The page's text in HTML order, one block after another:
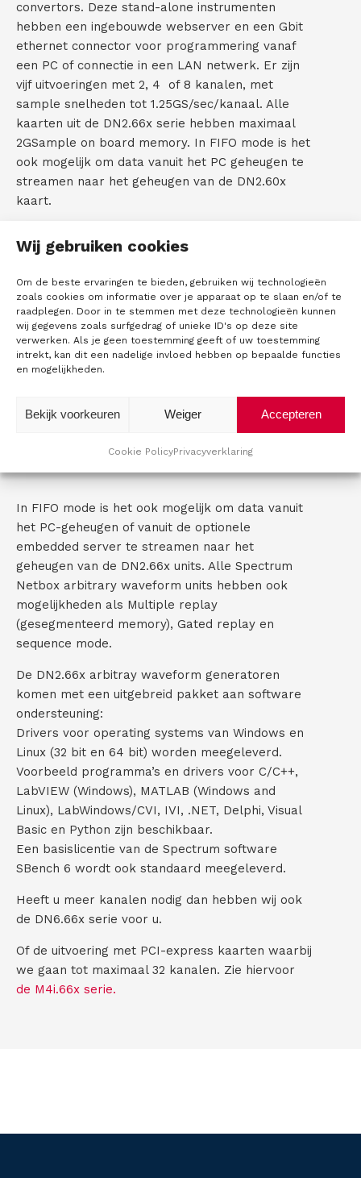
Wij gebruiken cookies
Om de beste ervaringen te bieden, gebruiken wij technologieën
zoals cookies om informatie over je apparaat op te slaan en/of te
raadplegen. Door in te stemmen met deze technologieën kunnen
wij gegevens zoals surfgedrag of unieke ID's op deze site
verwerken. Als je geen toestemming geeft of uw toestemming
intrekt, kan dit een nadelige invloed hebben op bepaalde functies
en mogelijkheden.
Accepteren
Weiger
Bekijk voorkeuren
Cookie PolicyPrivacyverklaring
C
n
c
)
convertors. Deze stand-alone instrumenten
hebben een ingebouwde webserver en een Gbit
ethernet connector voor programmering vanaf
een PC of connectie in een LAN netwerk. Er zijn
vijf uitvoeringen met 2, 4 of 8 kanalen, met
sample snelheden tot 1.25GS/sec/kanaal. Alle
kaarten uit de DN2.66x serie hebben maximaal
2GSample on board memory. In FIFO mode is het
ook mogelijk om data vanuit het PC geheugen te
streamen naar het geheugen van de DN2.60x
kaart.
s
DN2.663-04
16 Bit 4
DN2.663-02
16 Bit 2
DN2.662-08
DN2.662-02
16 Bit 2
In FIFO mode is het ook mogelijk om data vanuit
het PC-geheugen of vanuit de optionele
embedded server te streamen naar het
geheugen van de DN2.66x units. Alle Spectrum
Netbox arbitrary waveform units hebben ook
mogelijkheden als Multiple replay
(gesegmenteerd memory), Gated replay en
sequence mode.
De DN2.66x arbitray waveform generatoren
komen met een uitgebreid pakket aan software
ondersteuning:
Drivers voor operating systems van Windows en
Linux (32 bit en 64 bit) worden meegeleverd.
Voorbeeld programma’s en drivers voor C/C++,
LabVIEW (Windows), MATLAB (Windows and
Linux), LabWindows/CVI, IVI, .NET, Delphi, Visual
Basic en Python zijn beschikbaar.
Een basislicentie van de Spectrum software
SBench 6 wordt ook standaard meegeleverd.
Heeft u meer kanalen nodig dan hebben wij ook
de DN6.66x serie voor u.
Of de uitvoering met PCI-express kaarten waarbij
we gaan tot maximaal 32 kanalen. Zie hiervoor
de M4i.66x serie.